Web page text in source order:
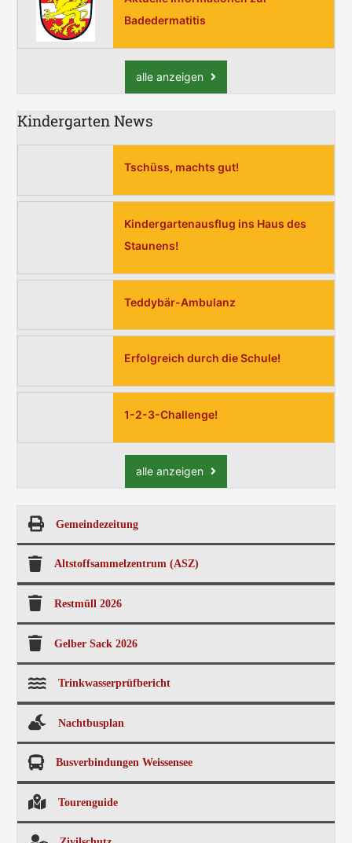
Badedermatitis
alle anzeigen
Kindergarten News
Tschüss, machts gut!
Kindergartenausflug ins Haus des
Staunens!
Teddybär-Ambulanz
Erfolgreich durch die Schule!
1-2-3-Challenge!
alle anzeigen
Gemeindezeitung
Altstoffsammelzentrum (ASZ)
Restmüll 2026
Gelber Sack 2026
Trinkwasserprüfbericht
Nachtbusplan
Busverbindungen Weissensee
Tourenguide